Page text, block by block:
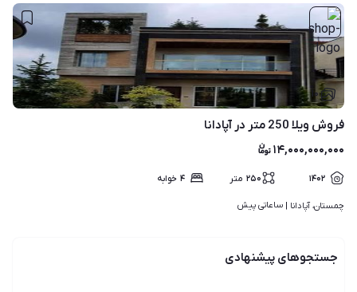
۱۰
فروش ویلا 250 متر در آپادانا
۱۴,۰۰۰,۰۰۰,۰۰۰
۱۴۰۲ ۲۵۰ متر ۴ خوابه
چمستان، آپادانا | ساعاتی پیش
جستجوهای پیشنهادی